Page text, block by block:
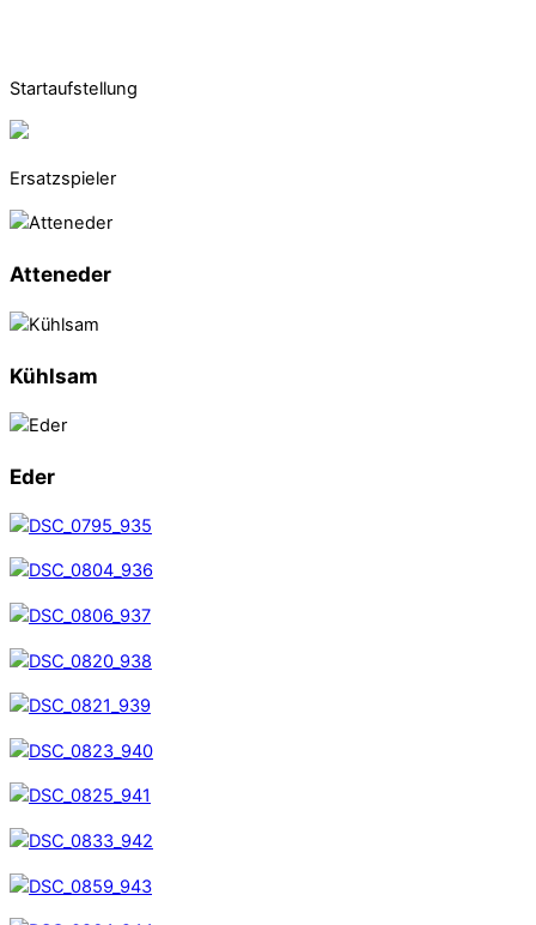
Startaufstellung
Ersatzspieler
Atteneder
Kühlsam
Eder